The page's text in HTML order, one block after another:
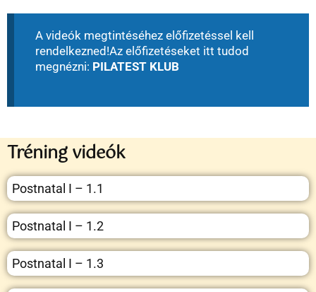
A videók megtintéséhez előfizetéssel kell
rendelkezned!Az előfizetéseket itt tudod
megnézni: PILATEST KLUB
Tréning videók
Postnatal I – 1.1
Postnatal I – 1.2
Postnatal I – 1.3